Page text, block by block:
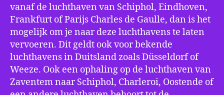
vanaf de luchthaven van Schiphol, Eindhoven,
Frankfurt of Parijs Charles de Gaulle, dan is het
mogelijk om je naar deze luchthavens te laten
vervoeren. Dit geldt ook voor bekende
luchthavens in Duitsland zoals Düsseldorf of
Weeze. Ook een ophaling op de luchthaven van
Zaventem naar Schiphol, Charleroi, Oostende of